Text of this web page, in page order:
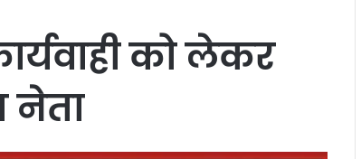
को लेकर
नेता